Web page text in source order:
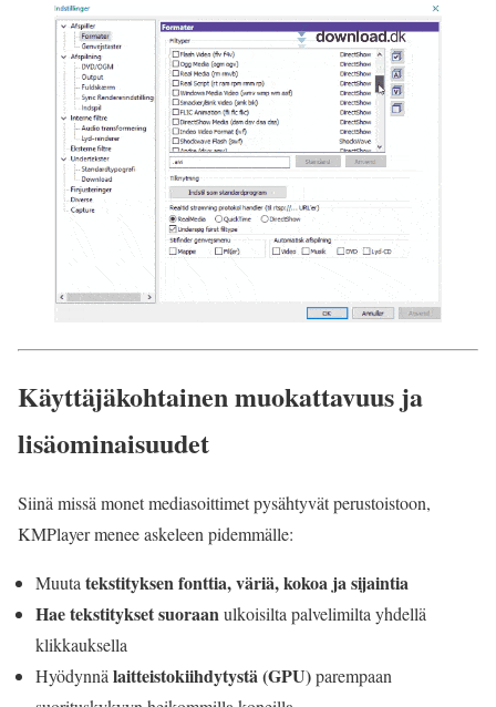
Käyttäjäkohtainen muokattavuus ja
lisäominaisuudet
Siinä missä monet mediasoittimet pysähtyvät perustoistoon,
KMPlayer menee askeleen pidemmälle:
Muutatekstityksen fonttia, väriä, kokoa ja sijaintia
Hae tekstitykset suoraanulkoisilta palvelimilta yhdellä
klikkauksella
Hyödynnälaitteistokiihdytystä (GPU)parempaan